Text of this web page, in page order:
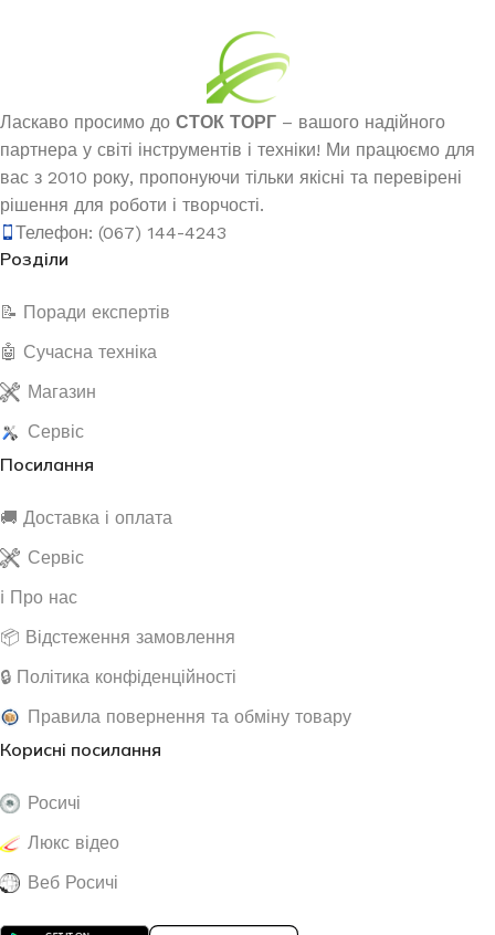
Ласкаво просимо до СТОК ТОРГ – вашого надійного
партнера у світі інструментів і техніки! Ми працюємо для
вас з 2010 року, пропонуючи тільки якісні та перевірені
рішення для роботи і творчості.
Телефон: (067) 144-4243
Розділи
📝 Поради експертів
🤖 Сучасна техніка
Магазин
Сервіс
Посилання
🚚 Доставка і оплата
Сервіс
ℹ️ Про нас
📦 Відстеження замовлення
🔒 Політика конфіденційності
Правила повернення та обміну товару
Корисні посилання
Росичі
Люкс відео
Веб Росичі